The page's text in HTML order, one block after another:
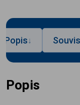
Popis↓
Popis